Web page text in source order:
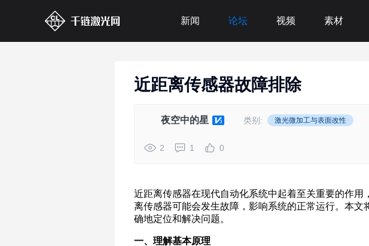
新闻 论坛 视频 素材
近距离传感器故障排除
夜空中的星 类别: 激光微加工与表面改性
2 1 0